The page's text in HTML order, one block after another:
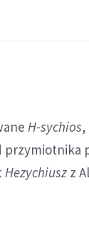
H-sychios,
przymiotnika
Hezychiuszz